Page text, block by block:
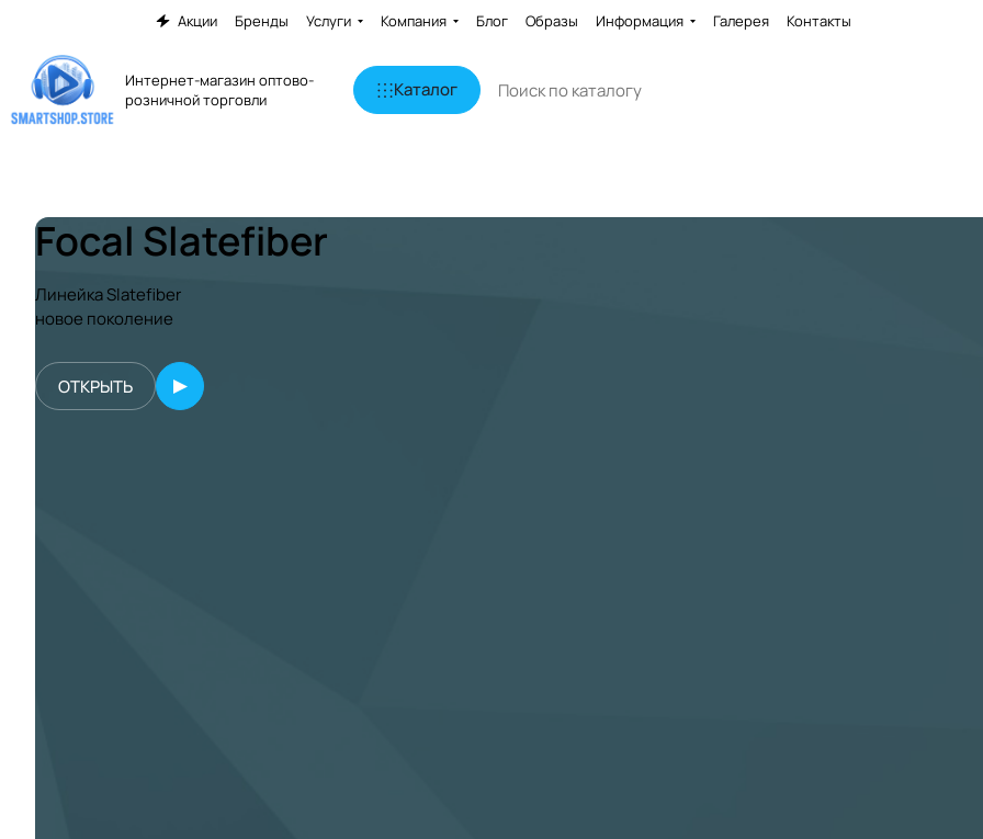
Акции Бренды Услуги Компания Блог Образы Информация Галерея Контакты
Интернет-магазин оптово-
розничной торговли
Каталог
Focal Slatefiber
Линейка Slatefiber
новое поколение
ОТКРЫТЬ